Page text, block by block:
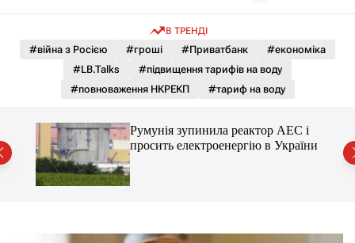
д
у
м
к
а
о
л
ь
г
В ТРЕНДІ
#війна з Росією #гроші #Приватбанк
#економіка
#LB.Talks
#підвищення тарифів на воду
#повноваження НКРЕКП
#тариф на воду
Румунія зупинила реактор АЕС і
просить електроенергію в України